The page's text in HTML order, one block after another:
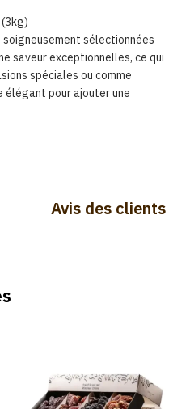
sélectionnées
saveur exceptionnelles, ce qui
spéciales ou comme
élégant pour ajouter une
Avis des clients